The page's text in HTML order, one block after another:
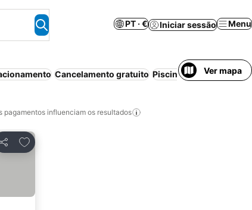
PT · € Iniciar sessão Menu
Cancelamento gratuito Piscina AnimaisVer mapa
pagamentos influenciam os resultados
Partilhar
Adicionar aos favoritos